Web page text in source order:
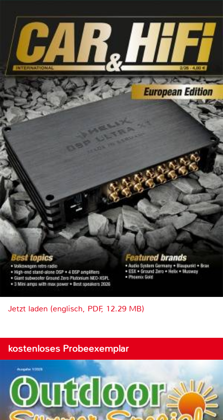
Jetzt laden (englisch, PDF, 12.29 MB)
kostenloses Probeexemplar